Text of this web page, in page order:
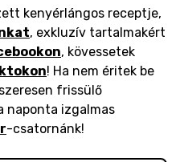
kenyérlángos receptje,
, exkluzív tartalmakért
, kövessetek
! Ha nem éritek be
frissülő
naponta izgalmas
-csatornánk!